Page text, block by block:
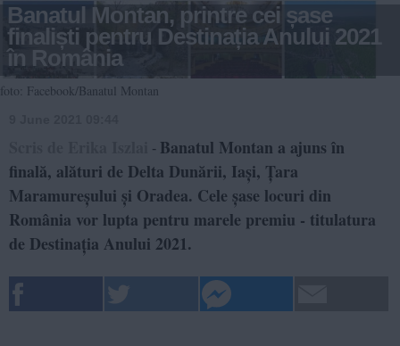
Banatul Montan, printre cei șase
finaliști pentru Destinația Anului 2021
în România
foto: Facebook/Banatul Montan
- Banatul Montan a ajuns în
finală, alături de Delta Dunării, Iași, Țara
Maramureșului și Oradea. Cele șase locuri din
România vor lupta pentru marele premiu - titulatura
de Destinația Anului 2021.